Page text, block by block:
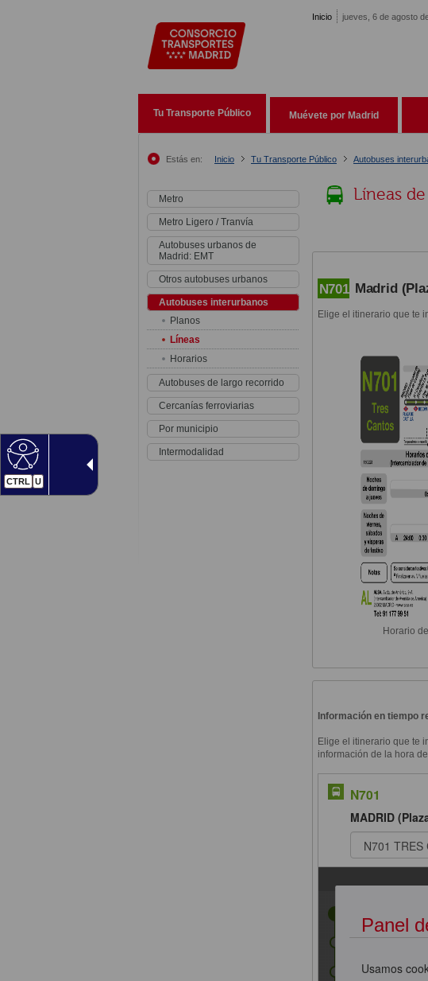
CTRL U
Inicio jueves, 6 de agosto
Tu Transporte Público Muévete por Madrid
Estás en: Inicio Tu Transporte Público Autobuses
Metro
Metro Ligero / Tranvía
Autobuses urbanos de
Madrid: EMT
Otros autobuses urbanos
Autobuses interurbanos
Planos
Líneas
Horarios
Autobuses de largo recorrido
Cercanías ferroviarias
Por municipio
Intermodalidad
Líneas
N701 Madrid
Elige el itinerario que te
Horario
Información en tiempo
Elige el itinerario que te
información de la hora